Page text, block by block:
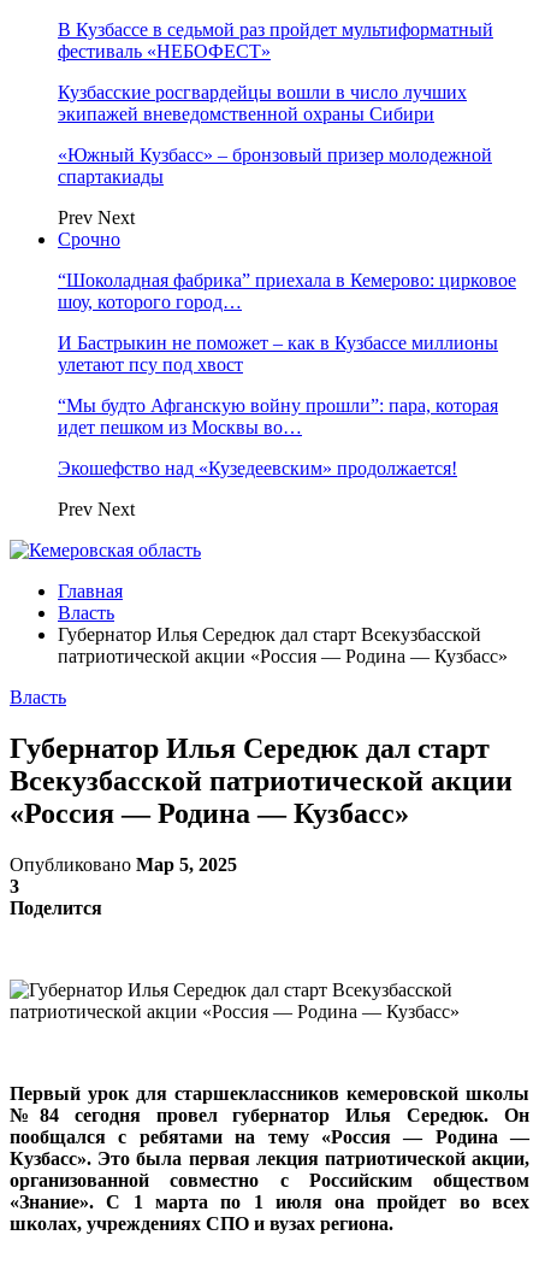
В Кузбассе в седьмой раз пройдет мультиформатный
фестиваль «НЕБОФЕСТ»
Кузбасские росгвардейцы вошли в число лучших
экипажей вневедомственной охраны Сибири
«Южный Кузбасс» – бронзовый призер молодежной
спартакиады
Prev Next
Срочно
“Шоколадная фабрика” приехала в Кемерово: цирковое
шоу, которого город…
И Бастрыкин не поможет – как в Кузбассе миллионы
улетают псу под хвост
“Мы будто Афганскую войну прошли”: пара, которая
идет пешком из Москвы во…
Экошефство над «Кузедеевским» продолжается!
Prev Next
Главная
Власть
Губернатор Илья Середюк дал старт Всекузбасской
патриотической акции «Россия — Родина — Кузбасс»
Власть
Губернатор Илья Середюк дал старт
Всекузбасской патриотической акции
«Россия — Родина — Кузбасс»
Опубликовано Мар 5, 2025
3
Поделится
Первый урок для старшеклассников кемеровской школы
№84 сегодня провел губернатор Илья Середюк. Он
пообщался с ребятами на тему «Россия — Родина —
Кузбасс». Это была первая лекция патриотической акции,
организованной совместно с Российским обществом
«Знание». С 1 марта по 1 июля она пройдет во всех
школах, учреждениях СПО и вузах региона.